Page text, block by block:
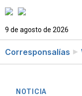
9 de agosto de 2026
Corresponsalías
NOTICIA